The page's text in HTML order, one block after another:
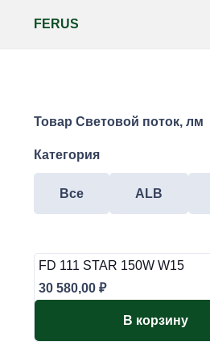
FERUS
Товар Световой поток, лм
Категория
Все ALB
FD 111 STAR 150W W15
30 580,00 ₽
В корзину